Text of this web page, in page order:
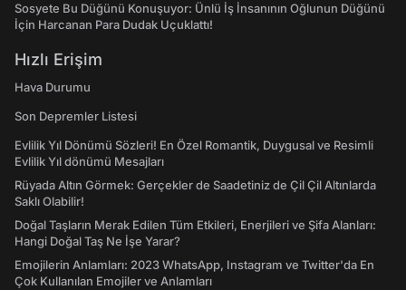
Sosyete Bu Düğünü Konuşuyor: Ünlü İş İnsanının Oğlunun Düğünü
İçin Harcanan Para Dudak Uçuklattı!
Hızlı Erişim
Hava Durumu
Son Depremler Listesi
Evlilik Yıl Dönümü Sözleri! En Özel Romantik, Duygusal ve Resimli
Evlilik Yıl dönümü Mesajları
Rüyada Altın Görmek: Gerçekler de Saadetiniz de Çil Çil Altınlarda
Saklı Olabilir!
Doğal Taşların Merak Edilen Tüm Etkileri, Enerjileri ve Şifa Alanları:
Hangi Doğal Taş Ne İşe Yarar?
Emojilerin Anlamları: 2023 WhatsApp, Instagram ve Twitter'da En
Çok Kullanılan Emojiler ve Anlamları